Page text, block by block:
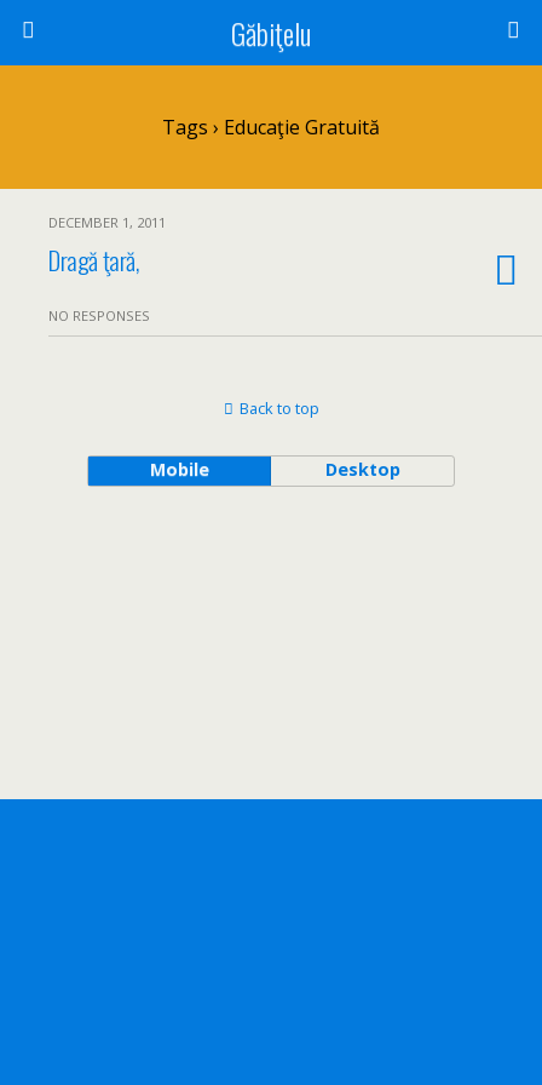
Găbiţelu
Tags › Educaţie Gratuită
DECEMBER 1, 2011
Dragă ţară,
NO RESPONSES
Back to top
Mobile Desktop